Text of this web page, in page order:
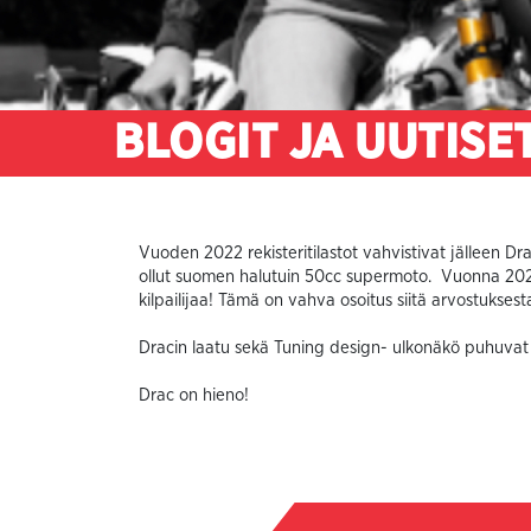
BLOGIT JA
Vuoden 2022 rekisteritilastot vahvistivat jälleen
ollut suomen halutuin 50cc supermoto. Vuonna
kilpailijaa! Tämä on vahva osoitus siitä
Dracin laatu sekä Tuning design- ulkonäkö
Drac on hieno!